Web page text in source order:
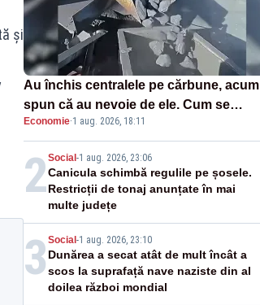
și
Au închis centralele pe cărbune, acum
spun că au nevoie de ele. Cum se
pasează vina în plină criză energetică
Economie·1 aug. 2026, 18:11
2Social-1 aug. 2026, 23:06
Canicula schimbă regulile pe șosele.
Restricții de tonaj anunțate în mai
multe județe
3 Social-1 aug. 2026, 23:10
Dunărea a secat atât de mult încât a
scos la suprafață nave naziste din al
doilea război mondial